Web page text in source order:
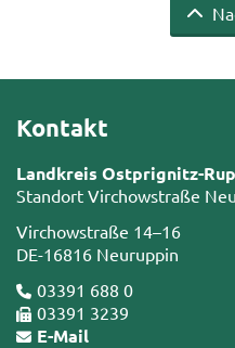
Kontakt
Landkreis Ostprignitz-
Standort Virchowstraße
Virchowstraße 14–16
DE-16816 Neuruppin
03391 688 0
03391 3239
E-Mail